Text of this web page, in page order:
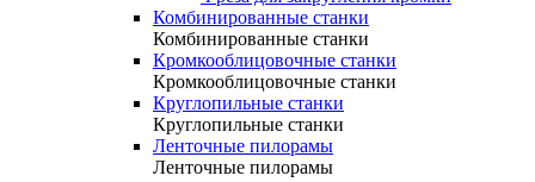
Комбинированные станки
Комбинированные станки
Кромкооблицовочные станки
Кромкооблицовочные станки
Круглопильные станки
Круглопильные станки
Ленточные пилорамы
Ленточные пилорамы